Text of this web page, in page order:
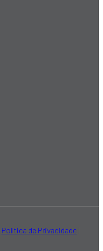
Política de Privacidade |